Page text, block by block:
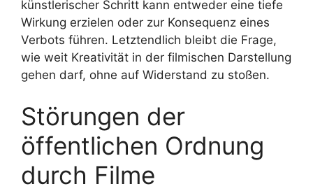
künstlerischer Schritt kann entweder eine tiefe
Wirkung erzielen oder zur Konsequenz eines
Verbots führen. Letztendlich bleibt die Frage,
wie weit Kreativität in der filmischen Darstellung
gehen darf, ohne auf Widerstand zu stoßen.
Störungen der
öffentlichen Ordnung
durch Filme